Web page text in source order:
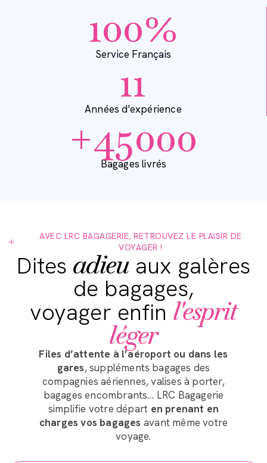
Service Français​
100%
Années d'expérience
11
Bagages livrés​
+45000
AVEC LRC BAGAGERIE, RETROUVEZ LE PLAISIR DE
VOYAGER !
Dites adieuaux galères
de bagages,
voyager enfin l'esprit
léger
Files d’attente à l’aéroport ou dans les
gares, suppléments bagages des
compagnies aériennes, valises à porter,
bagages encombrants… LRC Bagagerie
simplifie votre départ en prenant en
charges vos bagages avant même votre
voyage.